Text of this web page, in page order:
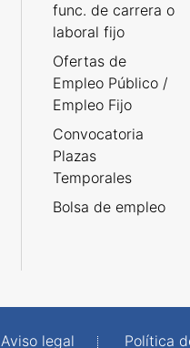
func. de carrera o
laboral fijo
Ofertas de
Empleo Público /
Empleo Fijo
Convocatoria
Plazas
Temporales
Bolsa de empleo
Aviso legal Política